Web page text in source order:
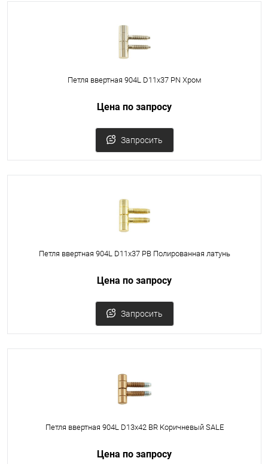
Петля ввертная 904L D11x37 PN Хром
Цена по запросу
Запросить
Петля ввертная 904L D11x37 PB Полированная латунь
Цена по запросу
Запросить
Петля ввертная 904L D13x42 BR Коричневый SALE
Цена по запросу